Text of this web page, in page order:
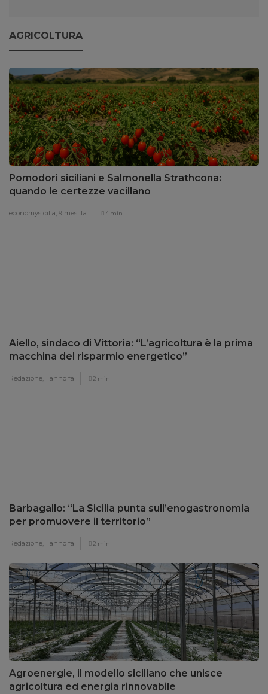
AGRICOLTURA
Pomodori siciliani e Salmonella Strathcona:
quando le certezze vacillano
economysicilia, 9 mesi fa 4 min
Aiello, sindaco di Vittoria: “L’agricoltura è la prima
macchina del risparmio energetico”
Redazione, 1 anno fa 2 min
Barbagallo: “La Sicilia punta sull’enogastronomia
per promuovere il territorio”
Redazione, 1 anno fa 2 min
Agroenergie, il modello siciliano che unisce
agricoltura ed energia rinnovabile